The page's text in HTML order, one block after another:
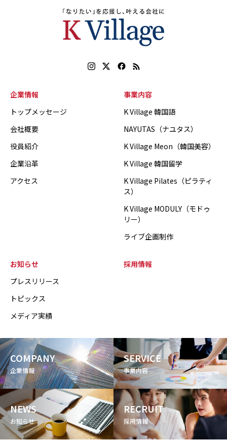
企業情報
トップメッセージ
会社概要
役員紹介
企業沿革
アクセス
事業内容
K Village 韓国語
NAYUTAS（ナユタス）
K Village Meon（韓国美容）
K Village 韓国留学
K Village Pilates（ピラティ
ス）
K Village MODULY（モドゥ
リー）
ライブ企画制作
お知らせ
プレスリリース
トピックス
メディア実績
採用情報
COMPANY
企業情報
SERVICE
事業内容
NEWS
お知らせ
RECRUIT
採用情報